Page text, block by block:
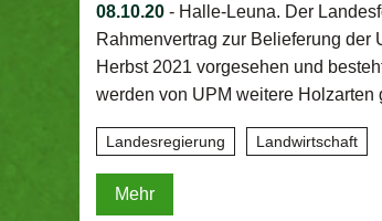
08.10.20 - Halle-Leuna. Der
Rahmenvertrag zur Belieferung der
Herbst 2021 vorgesehen und
werden von UPM weitere Holzarten
Landesregierung Landwirtschaft
Mehr